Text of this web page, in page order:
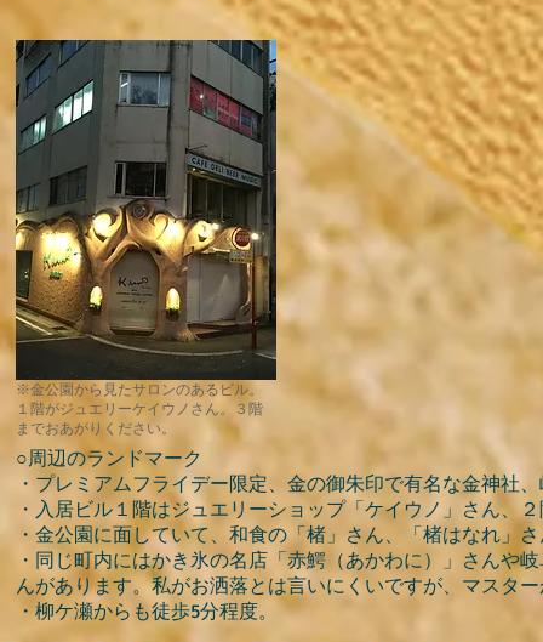
※金公園から見たサロンのあるビル。
１階がジュエリーケイウノさん。３階
までおあがりください。
○周辺のランドマーク
・プレミアムフライデー限定、金の御朱印で有名な金神社
・入居ビル１階はジュエリーショップ「ケイウノ」さん、
・金公園に面していて、和食の「楮」さん、「楮はなれ」
・同じ町内にはかき氷の名店「赤鰐（あかわに）」さんや
んがあります。私がお洒落とは言いにくいですが、マスタ
・柳ケ瀬からも徒歩5分程度。